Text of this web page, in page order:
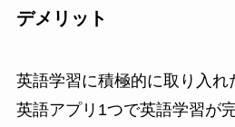
デメリット
英語学習に積極的に取り入れ
英語アプリ1つで英語学習が